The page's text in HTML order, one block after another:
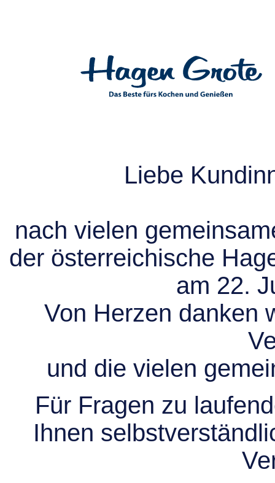
Liebe
nach vielen
der österreichische
am 22.
Von Herzen danken
und die vielen
Für Fragen zu
Ihnen